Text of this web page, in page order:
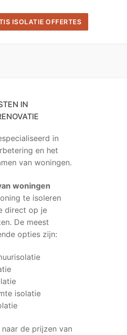
ISOLATIE OFFERTES
IN
in
en het
van woningen.
woningen
te isoleren
direct op je
De meest
opties zijn:
isolatie
naar de prijzen van